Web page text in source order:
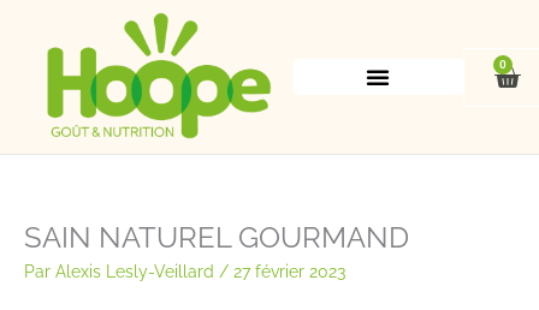
0
SAIN NATUREL GOURMAND
Par Alexis Lesly-Veillard / 27 février 2023